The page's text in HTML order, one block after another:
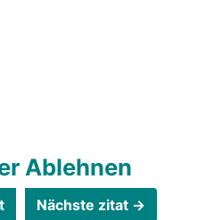
Ablehnen
Nächste zitat →